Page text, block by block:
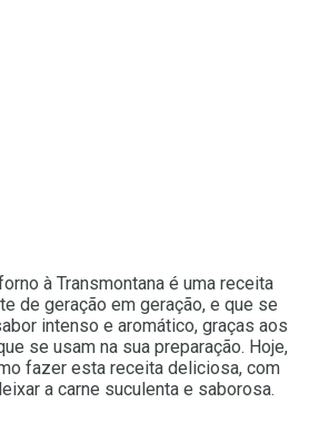
à Transmontana é uma receita
de geração em geração, e que se
intenso e aromático, graças aos
se usam na sua preparação. Hoje,
fazer esta receita deliciosa, com
a carne suculenta e saborosa.